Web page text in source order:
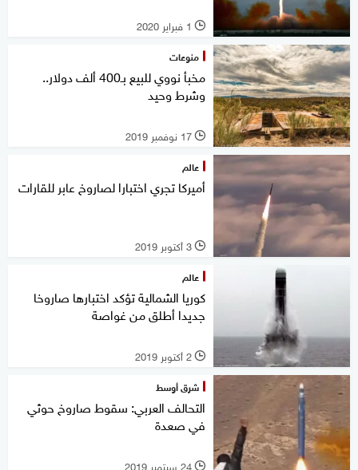
l 1 فبراير 2020
منوعات
مخبأ نووي للبيع بـ400 ألف دولار..
وشرط وحيد
l 17 نوفمبر 2019
عالم
أميركا تجري اختبارا لصاروخ عابر للقارات
l 3 أكتوبر 2019
عالم
كوريا الشمالية تؤكد اختبارها صاروخا
جديدا أطلق من غواصة
l 2 أكتوبر 2019
شرق أوسط
التحالف العربي: سقوط صاروخ حوثي
في صعدة
l 24 سبتمبر 2019